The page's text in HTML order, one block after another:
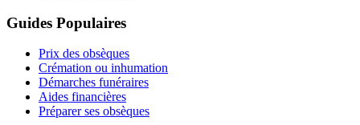
Guides Populaires
Prix des obsèques
Crémation ou inhumation
Démarches funéraires
Aides financières
Préparer ses obsèques